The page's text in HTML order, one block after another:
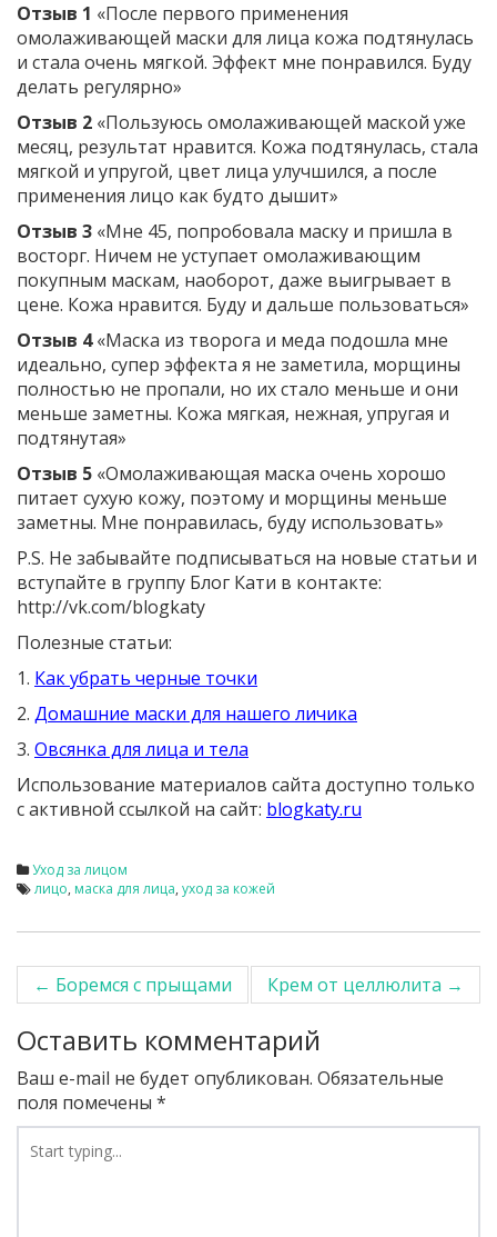
Отзыв 1 «После первого применения
омолаживающей маски для лица кожа подтянулась
и стала очень мягкой. Эффект мне понравился. Буду
делать регулярно»
Отзыв 2 «Пользуюсь омолаживающей маской уже
месяц, результат нравится. Кожа подтянулась, стала
мягкой и упругой, цвет лица улучшился, а после
применения лицо как будто дышит»
Отзыв 3 «Мне 45, попробовала маску и пришла в
восторг. Ничем не уступает омолаживающим
покупным маскам, наоборот, даже выигрывает в
цене. Кожа нравится. Буду и дальше пользоваться»
Отзыв 4«Маска из творога и меда подошла мне
идеально, супер эффекта я не заметила, морщины
полностью не пропали, но их стало меньше и они
меньше заметны. Кожа мягкая, нежная, упругая и
подтянутая»
Отзыв 5 «Омолаживающая маска очень хорошо
питает сухую кожу, поэтому и морщины меньше
заметны. Мне понравилась, буду использовать»
P.S. Не забывайте подписываться на новые статьи и
вступайте в группу Блог Кати в контакте:
http://vk.com/blogkaty
Полезные статьи:
1. Как убрать черные точки
2. Домашние маски для нашего личика
3. Овсянка для лица и тела
Использование материалов сайта доступно только
с активной ссылкой на сайт: blogkaty.ru
Уход за лицом
лицо, маска для лица, уход за кожей
Post navigation
← Боремся с прыщами Крем от целлюлита →
Оставить комментарий
Ваш e-mail не будет опубликован. Обязательные
поля помечены *